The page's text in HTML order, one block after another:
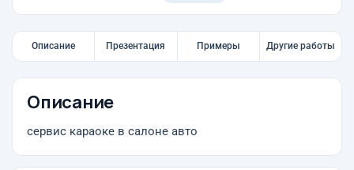
Описание Презентация Примеры Другие работы
Описание
сервис караоке в салоне авто